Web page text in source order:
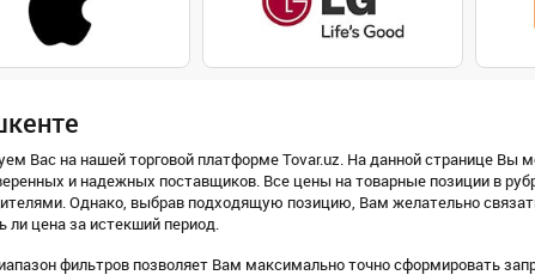
Вас на нашей торговой платформе Tovar.uz. На данной странице Вы
и надежных поставщиков. Все цены на товарные позиции в
Однако, выбрав подходящую позицию, Вам желательно
ли цена за истекший период.
фильтров позволяет Вам максимально точно сформировать